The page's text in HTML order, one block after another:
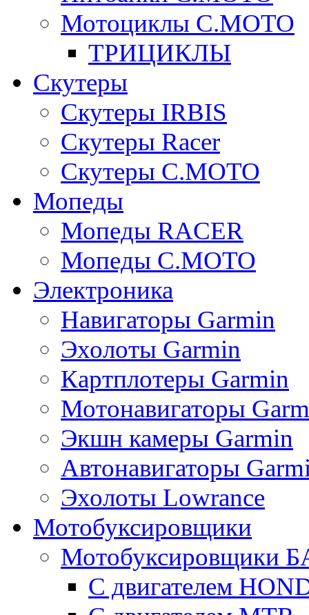
Мотоциклы C.MOTO
ТРИЦИКЛЫ
Скутеры
Скутеры IRBIS
Скутеры Racer
Скутеры C.MOTO
Мопеды
Мопеды RACER
Мопеды C.MOTO
Электроника
Навигаторы Garmin
Эхолоты Garmin
Картплотеры Garmin
Мотонавигаторы
Экшн камеры Garmin
Автонавигаторы
Эхолоты Lowrance
Мотобуксировщики
Мотобуксировщики
С двигателем